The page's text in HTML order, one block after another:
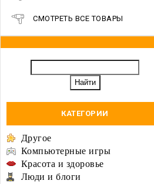
СМОТРЕТЬ ВСЕ ТОВАРЫ
КАТЕГОРИИ
Другое
Компьютерные игры
Красота и здоровье
Люди и блоги